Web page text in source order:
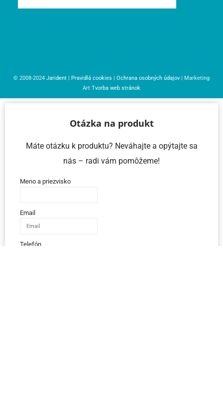
© 2008-2024 Jarident | Pravidlá cookies | Ochrana osobných údajov | Marketing
Art Tvorba web stránok
Otázka na produkt
Máte otázku k produktu? Neváhajte a opýtajte sa
nás – radi vám pomôžeme!
Meno a priezvisko
Email
Telefón